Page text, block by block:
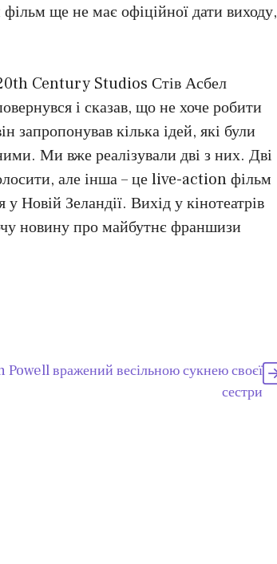
ще не має офіційної дати виходу,
Century Studios Стів Асбел
і сказав, що не хоче робити
кілька ідей, які були
Ми вже реалізували дві з них. Дві
але інша – це live-action фільм
Зеландії. Вихід у кінотеатрів
новину про майбутнє франшизи
Powell вражений весільною сукнею своєї
сестри